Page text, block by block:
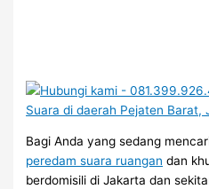
Bagi Anda yang sedang
peredam suara ruangan dan
berdomisili di Jakarta dan